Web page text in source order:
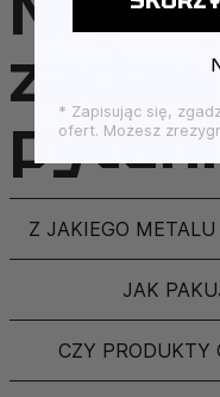
Z JAKIEGO
JAK
CZY PRODUKTY
* Zapisując się,
ofert. Możesz